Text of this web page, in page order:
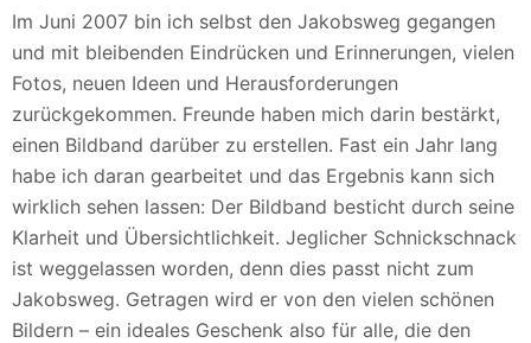
Im Juni 2007 bin ich selbst den Jakobsweg gegangen
und mit bleibenden Eindrücken und Erinnerungen, vielen
Fotos, neuen Ideen und Herausforderungen
zurückgekommen. Freunde haben mich darin bestärkt,
einen Bildband darüber zu erstellen. Fast ein Jahr lang
habe ich daran gearbeitet und das Ergebnis kann sich
wirklich sehen lassen: Der Bildband besticht durch seine
Klarheit und Übersichtlichkeit. Jeglicher Schnickschnack
ist weggelassen worden, denn dies passt nicht zum
Jakobsweg. Getragen wird er von den vielen schönen
Bildern – ein ideales Geschenk also für alle, die den